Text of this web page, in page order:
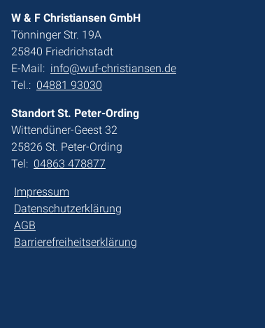
W & F Christiansen GmbH
Tönninger Str. 19A
25840 Friedrichstadt
E-Mail: info@wuf-christiansen.de
Tel.: 04881 93030
Standort St. Peter-Ording
Wittendüner-Geest 32
25826 St. Peter-Ording
Tel: 04863 478877
Impressum
Datenschutzerklärung
AGB
Barrierefreiheitserklärung